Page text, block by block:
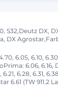
S32,Deutz DX,
DX
6.05, 6.10,
6.06, 6.16,
6.21, 6.28, 6.31,
6.61 (TW 911.2